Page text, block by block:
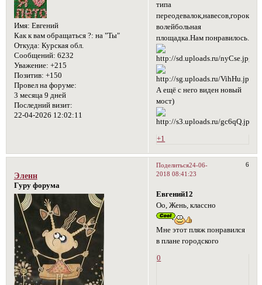
Имя: Евгений
Как к вам обращаться ?: на "Ты"
Откуда: Курская обл.
Сообщений: 6232
Уважение: +215
Позитив: +150
Провел на форуме:
3 месяца 9 дней
Последний визит:
22-04-2026 12:02:11
типа
волейбольная
площадка.Нам понравилось.
А ещё с него виден новый
мост)
+1
Поделиться 6
24-06-
2018 08:41:23
Эленн
Гуру форума
Евгений12
Оо, Жень, классно
Мне этот пляж понравился
в плане городского
0